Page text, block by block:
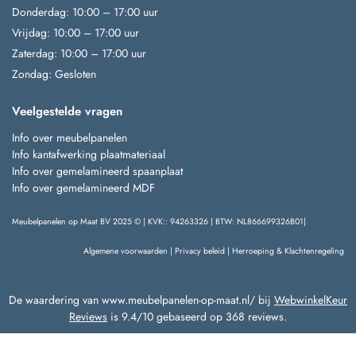
Donderdag: 10:00 – 17:00 uur
Vrijdag: 10:00 – 17:00 uur
Zaterdag: 10:00 – 17:00 uur
Zondag: Gesloten
Veelgestelde vragen
Info over meubelpanelen
Info kantafwerking plaatmateriaal
Info over gemelamineerd spaanplaat
Info over gemelamineerd MDF
Meubelpanelen op Maat BV 2025 © | KVK:: 94263326 | BTW: NL866699326B01|
Algemene voorwaarden | Privacy beleid | Herroeping & Klachtenregeling
De waardering van www.meubelpanelen-op-maat.nl/ bij WebwinkelKeur
Reviews is 9.4/10 gebaseerd op 368 reviews.